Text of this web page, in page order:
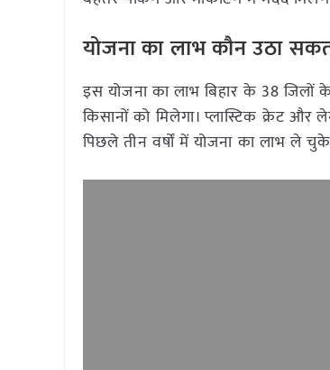
योजना का लाभ कौन उठा
इस योजना का लाभ बिहार के 38
किसानों को मिलेगा। प्लास्टिक क्रेट
पिछले तीन वर्षों में योजना का लाभ ले